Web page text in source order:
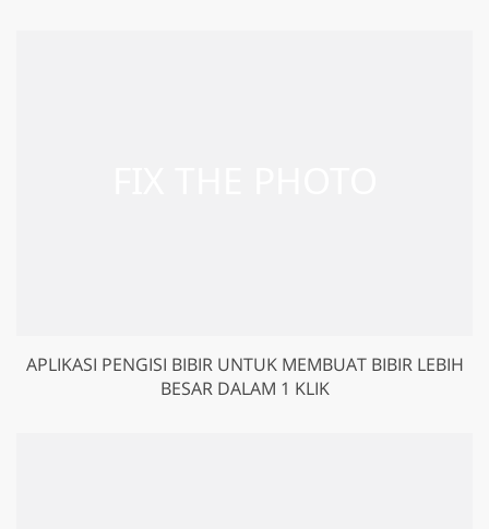
APLIKASI PENGISI BIBIR UNTUK MEMBUAT BIBIR LEBIH
BESAR DALAM 1 KLIK